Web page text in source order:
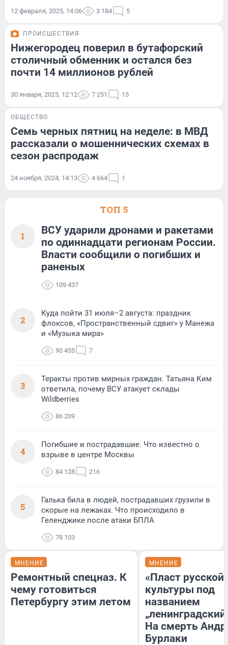
12 февраля, 2025, 14:06 3 184 5
ПРОИСШЕСТВИЯ
Нижегородец поверил в бутафорский
столичный обменник и остался без
почти 14 миллионов рублей
30 января, 2025, 12:12 7 251 15
ОБЩЕСТВО
Семь черных пятниц на неделе: в МВД
рассказали о мошеннических схемах в
сезон распродаж
24 ноября, 2024, 14:13 4 664 1
ТОП 5
1
ВСУ ударили дронами и ракетами
по одиннадцати регионам России.
Власти сообщили о погибших и
раненых
109 437
2
Куда пойти 31 июля–2 августа: праздник
флоксов, «Пространственный сдвиг» у Манежа
и «Музыка мира»
90 455 7
3
Теракты против мирных граждан. Татьяна Ким
ответила, почему ВСУ атакует склады
Wildberries
86 209
4
Погибшие и пострадавшие. Что известно о
взрыве в центре Москвы
84 128 216
5
Галька била в людей, пострадавших грузили в
скорые на лежаках. Что происходило в
Геленджике после атаки БПЛА
78 103
МНЕНИЕ
Ремонтный спецназ. К
чему готовиться
Петербургу этим летом
МНЕНИЕ
«Пласт русской
культуры под
названием
На смерть
Бурлаки